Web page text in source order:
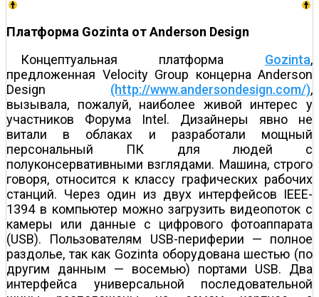
Платформа Gozinta от Anderson Design
Концептуальная платформа Gozinta,
предложенная Velocity Group концерна Anderson
Design (http://www.andersondesign.com/),
вызывала, пожалуй, наиболее живой интерес у
участников Форума Intel. Дизайнеры явно не
витали в облаках и разработали мощный
персональный ПК для людей с
полуконсервативными взглядами. Машина, строго
говоря, относится к классу графических рабочих
станций. Через один из двух интерфейсов IEEE-
1394 в компьютер можно загрузить видеопоток с
камеры или данные с цифрового фотоаппарата
(USB). Пользователям USB-периферии — полное
раздолье, так как Gozinta оборудована шестью (по
другим данным — восемью) портами USB. Два
интерфейса универсальной последовательной